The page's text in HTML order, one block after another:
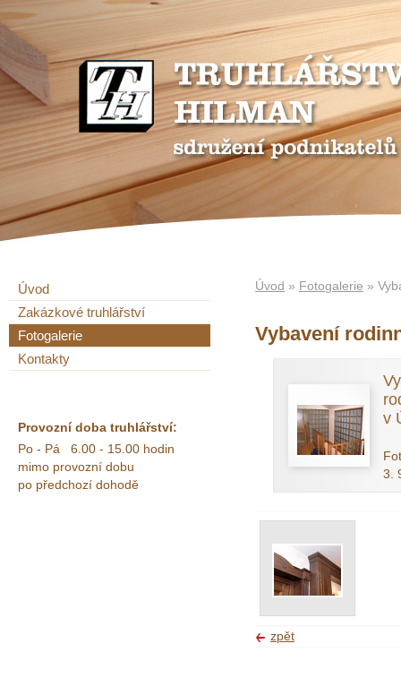
Úvod » Fotogalerie »
Vybavení
v
3.
zpět
Úvod
Zakázkové truhlářství
Fotogalerie
Kontakty
Provozní doba truhlářství:
Po - Pá 6.00 - 15.00 hodin
mimo provozní dobu
po předchozí dohodě